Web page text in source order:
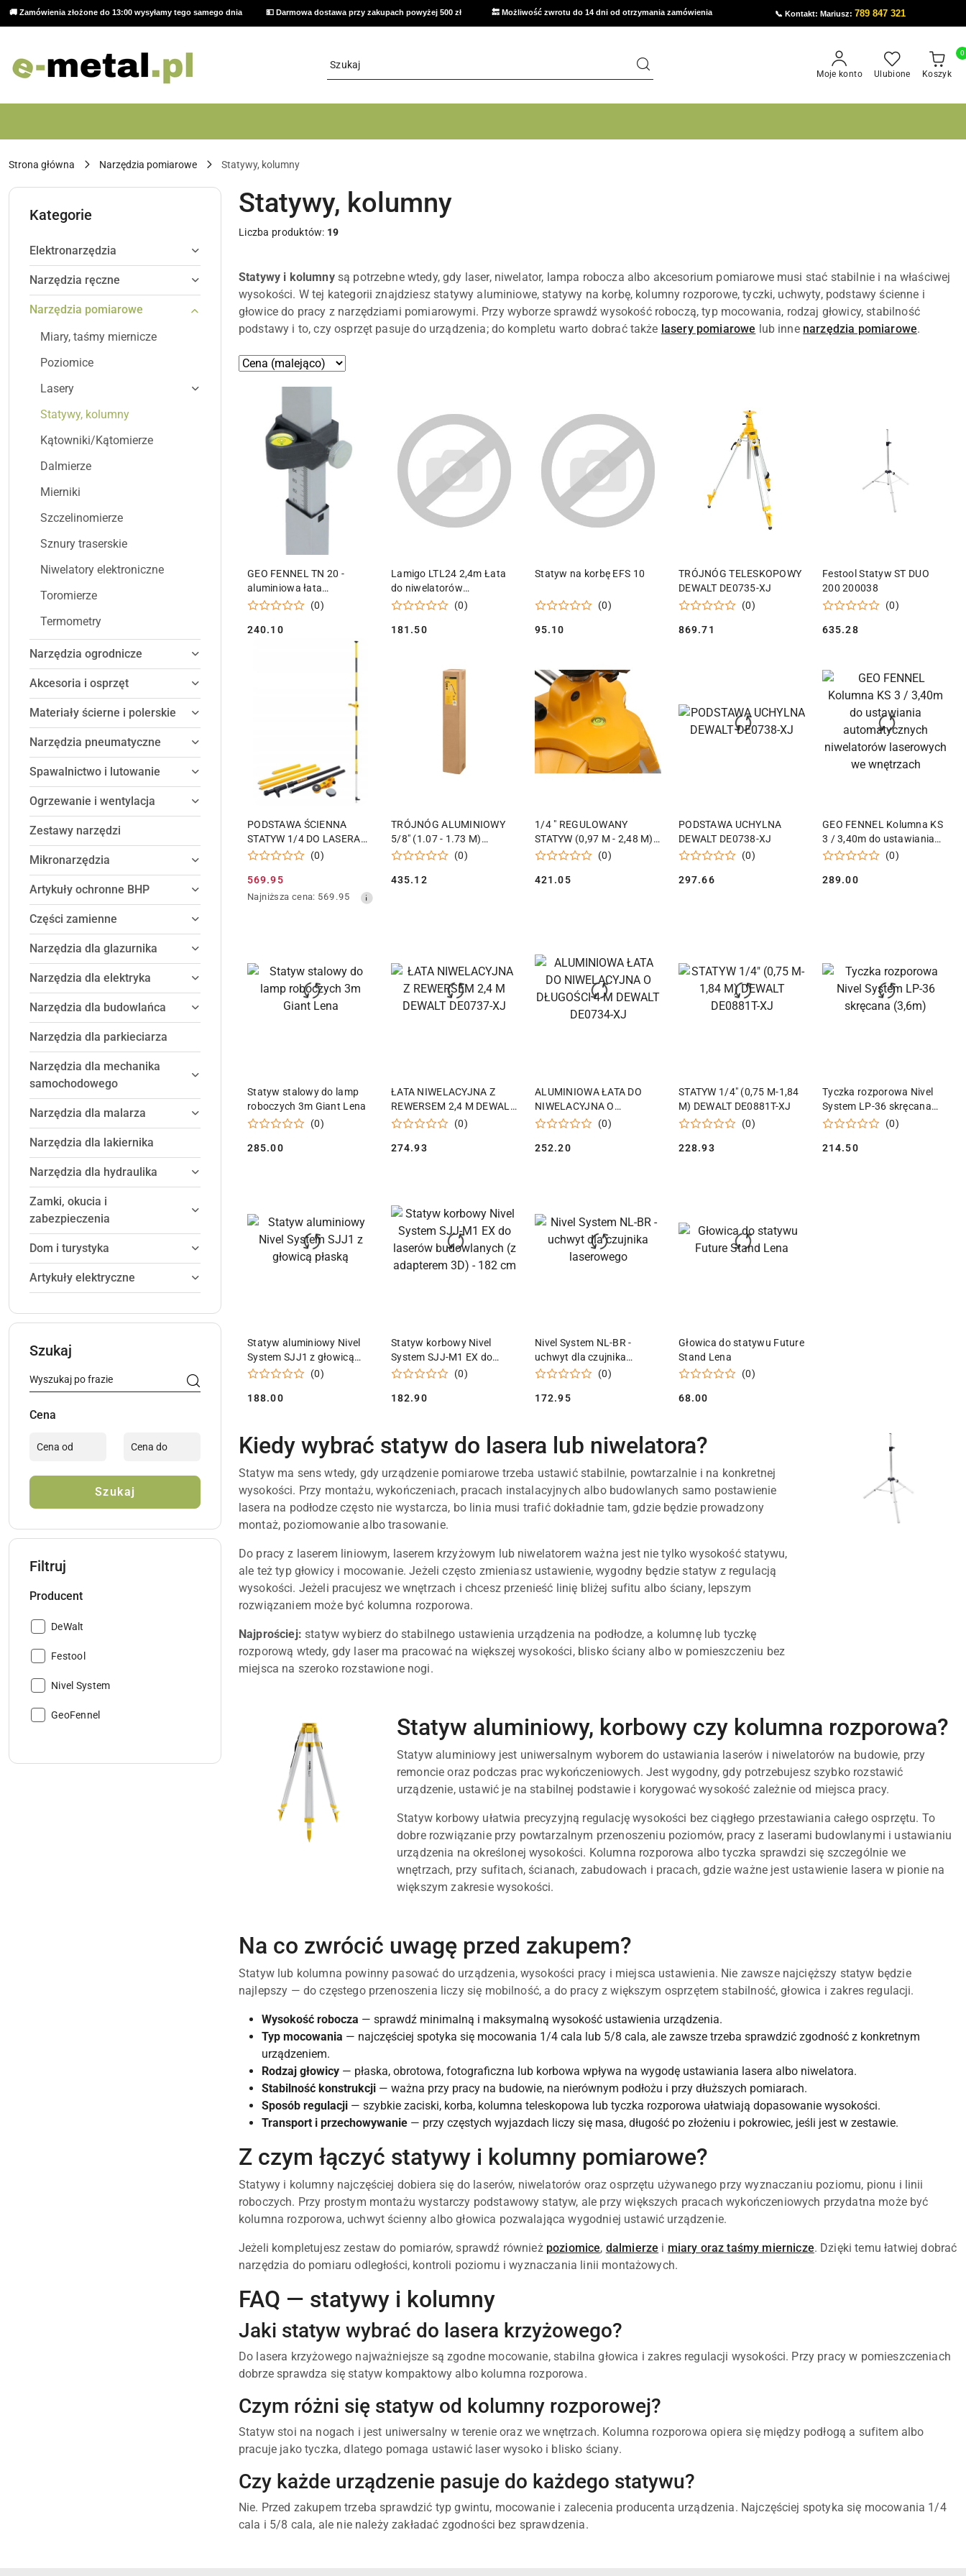
🚚 Zamówienia złożone do 13:00 wysyłamy tego samego dnia 💵 Darmowa dostawa przy zakupach powyżej 500 zł 🔙 Możliwość zwrotu do 14 dni od otrzymania zamówienia 📞 Kontakt: Mariusz:789 847 321
Moje konto Ulubione Koszyk
0
Strona główna Narzędzia pomiarowe Statywy, kolumny
Kategorie
Elektronarzędzia
Narzędzia ręczne
Narzędzia pomiarowe
Miary, taśmy miernicze
Poziomice
Lasery
Statywy, kolumny
Kątowniki/Kątomierze
Dalmierze
Mierniki
Szczelinomierze
Sznury traserskie
Niwelatory elektroniczne
Toromierze
Termometry
Narzędzia ogrodnicze
Akcesoria i osprzęt
Materiały ścierne i polerskie
Narzędzia pneumatyczne
Spawalnictwo i lutowanie
Ogrzewanie i wentylacja
Zestawy narzędzi
Mikronarzędzia
Artykuły ochronne BHP
Części zamienne
Narzędzia dla glazurnika
Narzędzia dla elektryka
Narzędzia dla budowlańca
Narzędzia dla parkieciarza
Narzędzia dla mechanika
samochodowego
Narzędzia dla malarza
Narzędzia dla lakiernika
Narzędzia dla hydraulika
Zamki, okucia i
zabezpieczenia
Dom i turystyka
Artykuły elektryczne
Szukaj
Cena
Szukaj
Filtruj
Producent
Producent:
DeWalt
Producent:
Festool
Producent:
Nivel System
Producent:
GeoFennel
Statywy, kolumny
Liczba produktów: 19
Statywy i kolumnysą potrzebne wtedy, gdy laser, niwelator, lampa robocza albo akcesorium pomiarowe musi stać stabilnie i na właściwej
wysokości. W tej kategorii znajdziesz statywy aluminiowe, statywy na korbę, kolumny rozporowe, tyczki, uchwyty, podstawy ścienne i
głowice do pracy z narzędziami pomiarowymi. Przy wyborze sprawdź wysokość roboczą, typ mocowania, rodzaj głowicy, stabilność
podstawy i to, czy osprzęt pasuje do urządzenia; do kompletu warto dobrać także lasery pomiarowe lub inne narzędzia pomiarowe.
Zastosowano
(malejąco).
Sortuj
GEO FENNEL TN 20 -
aluminiowa łata
teleskopowa do
pokrowcem
(0)
Cena:
240.10
Lamigo LTL24 2,4m Łata
do niwelatorów
laserowych
(0)
Cena:
181.50
Statyw na korbę EFS 10
(0)
Cena:
95.10
DODAJ DO KOSZYKA
TRÓJNÓG TELESKOPOWY
DEWALT DE0735-XJ
(0)
Cena:
869.71
DODAJ DO KOSZYKA
Festool Statyw ST DUO
200 200038
(0)
Cena:
635.28
DODAJ DO KOSZYKA
PODSTAWA ŚCIENNA
STATYW 1/4 DO LASERA
DEWALT
(0)
Cena
promocyjna:
569.95
Najniższa
przed
obniżką
Najniższa cena: 569.95
DODAJ DO KOSZYKA
TRÓJNÓG ALUMINIOWY
5/8" (1.07 - 1.73 M)
DEWALT DE0736-XJ
(0)
Cena:
435.12
DODAJ DO KOSZYKA
1/4 " REGULOWANY
STATYW (0,97 M - 2,48 M)
DEWALT DE0733-XJ
(0)
Cena:
421.05
PODSTAWA UCHYLNA
DEWALT DE0738-XJ
(0)
Cena:
297.66
GEO FENNEL Kolumna KS
3 / 3,40m do ustawiania
automatycznych
we wnętrzach
(0)
Cena:
289.00
DODAJ DO KOSZYKA
Statyw stalowy do lamp
roboczych 3m Giant Lena
(0)
Cena:
285.00
DODAJ DO KOSZYKA
ŁATA NIWELACYJNA Z
REWERSEM 2,4 M DEWALT
DE0737-XJ
(0)
Cena:
274.93
ALUMINIOWA ŁATA DO
NIWELACYJNA O
DŁUGOŚCI 4 M DEWALT
(0)
Cena:
252.20
STATYW 1/4" (0,75 M-1,84
M) DEWALT DE0881T-XJ
(0)
Cena:
228.93
DODAJ DO KOSZYKA
Tyczka rozporowa Nivel
System LP-36 skręcana
(3,6m)
(0)
Cena:
214.50
DODAJ DO KOSZYKA
Statyw aluminiowy Nivel
System SJJ1 z głowicą
płaską
(0)
Cena:
188.00
DODAJ DO KOSZYKA
Statyw korbowy Nivel
System SJJ-M1 EX do
laserów budowlanych (z
(0)
Cena:
182.90
DODAJ DO KOSZYKA
Nivel System NL-BR -
uchwyt dla czujnika
laserowego
(0)
Cena:
172.95
Głowica do statywu Future
Stand Lena
(0)
Cena:
68.00
DODAJ DO KOSZYKA
Kiedy wybrać statyw do lasera lub niwelatora?
Statyw ma sens wtedy, gdy urządzenie pomiarowe trzeba ustawić stabilnie, powtarzalnie i na konkretnej
wysokości. Przy montażu, wykończeniach, pracach instalacyjnych albo budowlanych samo postawienie
lasera na podłodze często nie wystarcza, bo linia musi trafić dokładnie tam, gdzie będzie prowadzony
montaż, poziomowanie albo trasowanie.
Do pracy z laserem liniowym, laserem krzyżowym lub niwelatorem ważna jest nie tylko wysokość statywu,
ale też typ głowicy i mocowanie. Jeżeli często zmieniasz ustawienie, wygodny będzie statyw z regulacją
wysokości. Jeżeli pracujesz we wnętrzach i chcesz przenieść linię bliżej sufitu albo ściany, lepszym
rozwiązaniem może być kolumna rozporowa.
Najprościej: statyw wybierz do stabilnego ustawienia urządzenia na podłodze, a kolumnę lub tyczkę
rozporową wtedy, gdy laser ma pracować na większej wysokości, blisko ściany albo w pomieszczeniu bez
miejsca na szeroko rozstawione nogi.
Statyw aluminiowy, korbowy czy kolumna rozporowa?
Statyw aluminiowy jest uniwersalnym wyborem do ustawiania laserów i niwelatorów na budowie, przy
remoncie oraz podczas prac wykończeniowych. Jest wygodny, gdy potrzebujesz szybko rozstawić
urządzenie, ustawić je na stabilnej podstawie i korygować wysokość zależnie od miejsca pracy.
Statyw korbowy ułatwia precyzyjną regulację wysokości bez ciągłego przestawiania całego osprzętu. To
dobre rozwiązanie przy powtarzalnym przenoszeniu poziomów, pracy z laserami budowlanymi i ustawianiu
urządzenia na określonej wysokości. Kolumna rozporowa albo tyczka sprawdzi się szczególnie we
wnętrzach, przy sufitach, ścianach, zabudowach i pracach, gdzie ważne jest ustawienie lasera w pionie na
większym zakresie wysokości.
Na co zwrócić uwagę przed zakupem?
Statyw lub kolumna powinny pasować do urządzenia, wysokości pracy i miejsca ustawienia. Nie zawsze najcięższy statyw będzie
najlepszy — do częstego przenoszenia liczy się mobilność, a do pracy z większym osprzętem stabilność, głowica i zakres regulacji.
Wysokość robocza — sprawdź minimalną i maksymalną wysokość ustawienia urządzenia.
Typ mocowania — najczęściej spotyka się mocowania 1/4 cala lub 5/8 cala, ale zawsze trzeba sprawdzić zgodność z konkretnym
urządzeniem.
Rodzaj głowicy — płaska, obrotowa, fotograficzna lub korbowa wpływa na wygodę ustawiania lasera albo niwelatora.
Stabilność konstrukcji — ważna przy pracy na budowie, na nierównym podłożu i przy dłuższych pomiarach.
Sposób regulacji — szybkie zaciski, korba, kolumna teleskopowa lub tyczka rozporowa ułatwiają dopasowanie wysokości.
Transport i przechowywanie — przy częstych wyjazdach liczy się masa, długość po złożeniu i pokrowiec, jeśli jest w zestawie.
Z czym łączyć statywy i kolumny pomiarowe?
Statywy i kolumny najczęściej dobiera się do laserów, niwelatorów oraz osprzętu używanego przy wyznaczaniu poziomu, pionu i linii
roboczych. Przy prostym montażu wystarczy podstawowy statyw, ale przy większych pracach wykończeniowych przydatna może być
kolumna rozporowa, uchwyt ścienny albo głowica pozwalająca wygodniej ustawić urządzenie.
Jeżeli kompletujesz zestaw do pomiarów, sprawdź również poziomice, dalmierze i miary oraz taśmy miernicze. Dzięki temu łatwiej dobrać
narzędzia do pomiaru odległości, kontroli poziomu i wyznaczania linii montażowych.
FAQ — statywy i kolumny
Jaki statyw wybrać do lasera krzyżowego?
Do lasera krzyżowego najważniejsze są zgodne mocowanie, stabilna głowica i zakres regulacji wysokości. Przy pracy w pomieszczeniach
dobrze sprawdza się statyw kompaktowy albo kolumna rozporowa.
Czym różni się statyw od kolumny rozporowej?
Statyw stoi na nogach i jest uniwersalny w terenie oraz we wnętrzach. Kolumna rozporowa opiera się między podłogą a sufitem albo
pracuje jako tyczka, dlatego pomaga ustawić laser wysoko i blisko ściany.
Czy każde urządzenie pasuje do każdego statywu?
Nie. Przed zakupem trzeba sprawdzić typ gwintu, mocowanie i zalecenia producenta urządzenia. Najczęściej spotyka się mocowania 1/4
cala i 5/8 cala, ale nie należy zakładać zgodności bez sprawdzenia.